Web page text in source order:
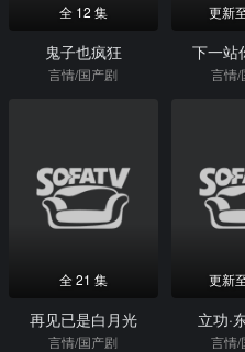
全 12 集
鬼子也疯狂
言情/国产剧
更新
下一站
言情/
全 21 集
再见已是白月光
言情/国产剧
更新
立功·
言情/